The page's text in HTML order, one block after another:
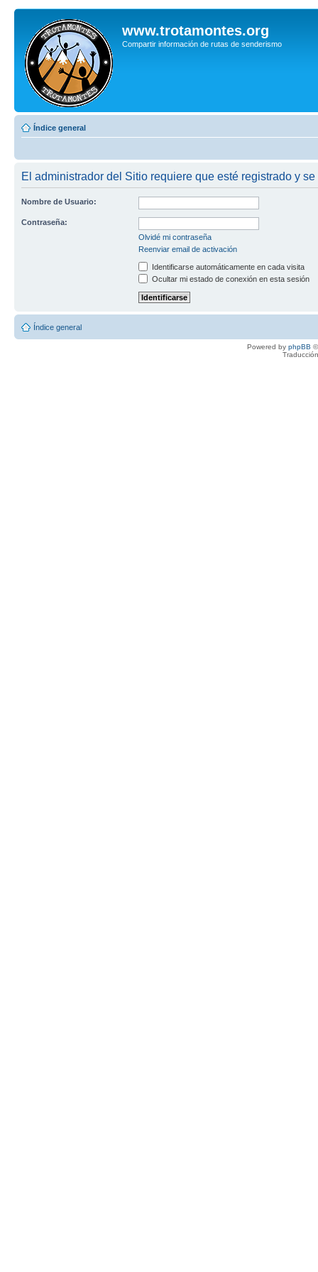
www.trotamontes.org
Compartir información de rutas de senderismo
Índice general
El administrador del Sitio requiere que esté registrado y
Nombre de Usuario:
Contraseña:
Olvidé mi contraseña
Reenviar email de activación
Identificarse automáticamente en cada visita
Ocultar mi estado de conexión en esta sesión
Índice general
Powered by phpBB